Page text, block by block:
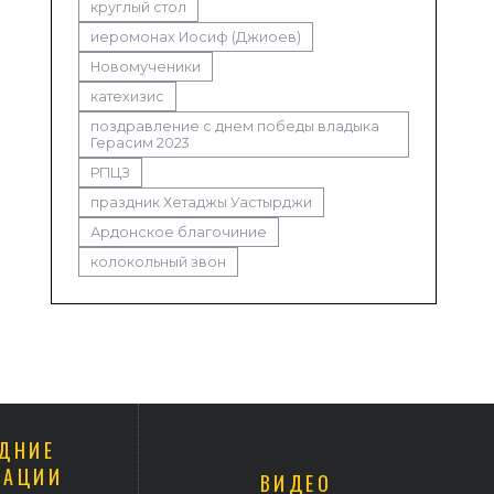
круглый стол
иеромонах Иосиф (Джиоев)
Новомученики
катехизис
поздравление с днем победы владыка
Герасим 2023
РПЦЗ
праздник Хетаджы Уастырджи
Ардонское благочиние
колокольный звон
ВИДЕО